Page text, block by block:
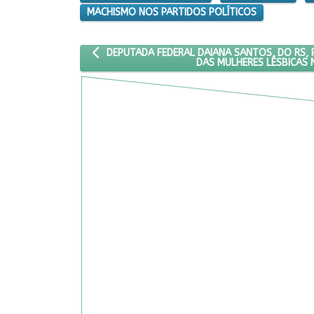
MACHISMO NOS PARTIDOS POLÍTICOS
ARTIGO ANTERIOR: DEPUTADA FEDERAL DAIANA
DEPUTADA FEDERAL DAIANA SANTOS, DO RS,
DAS MULHERES LÉSBICAS